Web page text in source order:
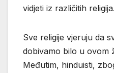
vidjeti iz različitih religija.
Sve religije vjeruju da
dobivamo bilo u ovom
Međutim, hinduisti,